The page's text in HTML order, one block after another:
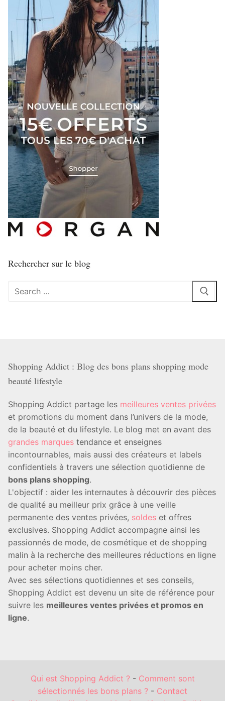
Rechercher sur le blog
Rechercher
Shopping Addict : Blog des bons plans shopping mode
beauté lifestyle
Shopping Addict partage les meilleures ventes privées
et promotions du moment dans l’univers de la mode,
de la beauté et du lifestyle. Le blog met en avant des
grandes marques tendance et enseignes
incontournables, mais aussi des créateurs et labels
confidentiels à travers une sélection quotidienne de
bons plans shopping.
L'objectif : aider les internautes à découvrir des pièces
de qualité au meilleur prix grâce à une veille
permanente des ventes privées, soldes et offres
exclusives. Shopping Addict accompagne ainsi les
passionnés de mode, de cosmétique et de shopping
malin à la recherche des meilleures réductions en ligne
pour acheter moins cher.
Avec ses sélections quotidiennes et ses conseils,
Shopping Addict est devenu un site de référence pour
suivre les meilleures ventes privées et promos en
ligne.
Qui est Shopping Addict ?- Comment sont
sélectionnés les bons plans ? - Contact